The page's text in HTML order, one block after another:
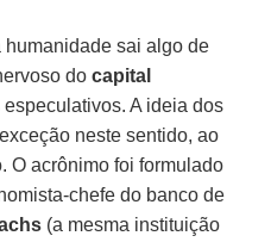
humanidade sai algo de
docapital
A ideia dos
neste sentido, ao
O acrônimo foi formulado
chefe do banco de
(a mesma instituição